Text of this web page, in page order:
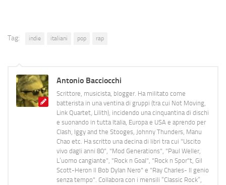
Tag: indie italiani pop rap
Antonio Bacciocchi
Scrittore, musicista, blogger. Ha militato come
batterista in una ventina di gruppi (tra cui Not Moving,
Link Quartet, Lilith), incidendo una cinquantina di dischi
e suonando in tutta Italia, Europa e USA e aprendo per
Clash, Iggy and the Stooges, Johnny Thunders, Manu
Chao etc. Ha scritto una decina di libri tra cui "Uscito
vivo dagli anni 80", "Mod Generations", "Paul Weller,
L’uomo cangiante", "Rock n Goal", "Rock n Spor"t, Gil
Scott-Heron Il Bob Dylan Nero" e "Ray Charles- Il genio
senza tempo". Collabora con i mensili “Classic Rock”,